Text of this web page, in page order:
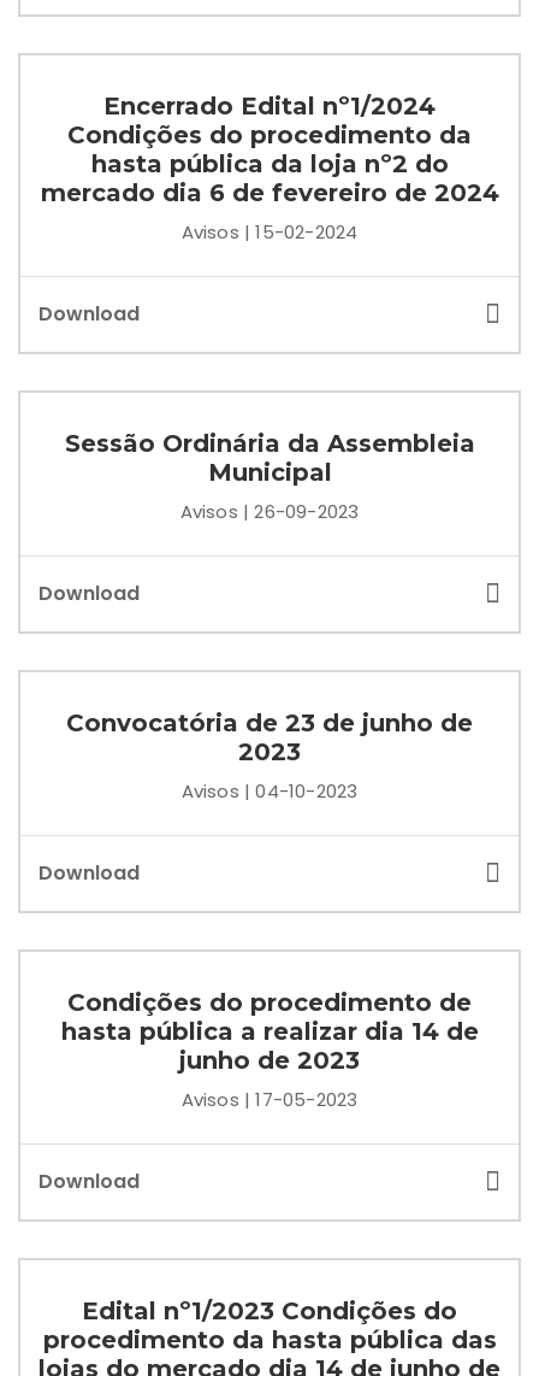
Encerrado Edital nº1/2024
Condições do procedimento da
hasta pública da loja nº2 do
mercado dia 6 de fevereiro de 2024
Avisos | 15-02-2024
Download
Sessão Ordinária da Assembleia
Municipal
Avisos | 26-09-2023
Download
Convocatória de 23 de junho de
2023
Avisos | 04-10-2023
Download
Condições do procedimento de
hasta pública a realizar dia 14 de
junho de 2023
Avisos | 17-05-2023
Download
Edital nº1/2023 Condições do
procedimento da hasta pública das
lojas do mercado dia 14 de junho de